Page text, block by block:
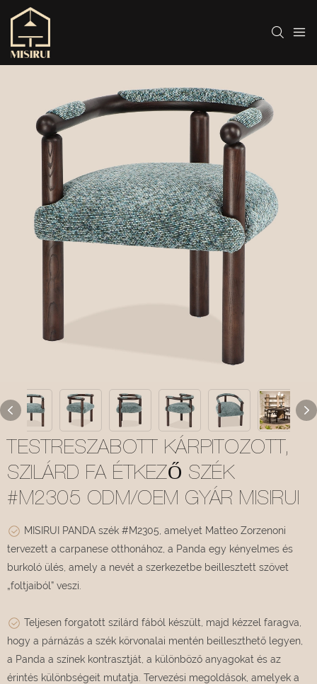
TESTRESZABOTT KÁRPITOZOTT,
SZILÁRD FA ÉTKEZŐ SZÉK
#M2305 ODM/OEM GYÁR MISIRUI
MISIRUI PANDA szék #M2305, amelyet Matteo Zorzenoni
tervezett a carpanese otthonához, a Panda egy kényelmes és
burkoló ülés, amely a nevét a szerkezetbe beillesztett szövet
„foltjaiból” veszi.
Teljesen forgatott szilárd fából készült, majd kézzel faragva,
hogy a párnázás a szék körvonalai mentén beilleszthető legyen,
a Panda a színek kontrasztját, a különböző anyagokat és az
érintés különbségeit mutatja. Tervezési megoldások, amelyek a